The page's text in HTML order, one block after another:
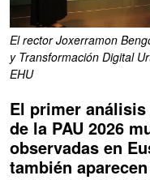
El rector Joxerramon
y Transformación Digital
EHU
El primer
de la PAU 2026
observadas en
también